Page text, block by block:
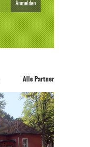
Anmelden
Alle Partner